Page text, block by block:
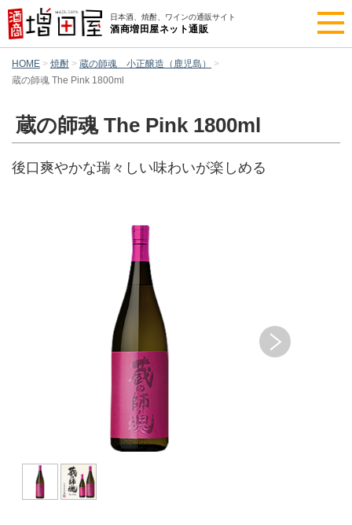
日本酒、焼酎、ワインの通販サイト
酒商増田屋ネット通販
HOME 焼酎
蔵の師魂 小正醸造（鹿児島）
蔵の師魂 The Pink 1800ml
蔵の師魂 The Pink 1800ml
後口爽やかな瑞々しい味わいが楽しめる